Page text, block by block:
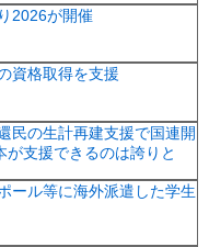
2026が開催
資格取得を支援
民の生計再建支援で国連開
支援できるのは誇りと
ール等に海外派遣した学生